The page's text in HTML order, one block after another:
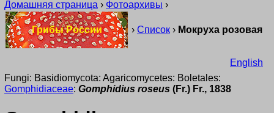
Домашняя страница › Фотоархивы ›
Грибы России › Список › Мокруха розовая
English
Fungi: Basidiomycota: Agaricomycetes: Boletales:
Gomphidiaceae: Gomphidius roseus (Fr.) Fr., 1838